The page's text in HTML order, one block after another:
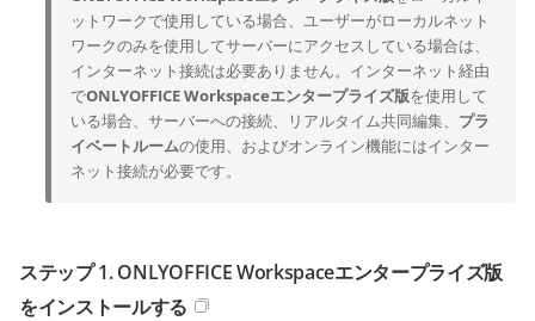
ットワークで使用している場合、ユーザーがローカルネット
ワークのみを使用してサーバーにアクセスしている場合は、
インターネット接続は必要ありません。インターネット経由
でONLYOFFICE Workspaceエンタープライズ版を使用して
いる場合、サーバーへの接続、リアルタイム共同編集、 プラ
イベートルームの使用、およびオンライン機能にはインター
ネット接続が必要です。
ステップ 1. ONLYOFFICE Workspaceエンタープライズ版
をインストールする